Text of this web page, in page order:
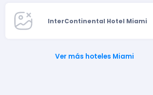
InterContinental Hotel Miami
Ver más hoteles Miami